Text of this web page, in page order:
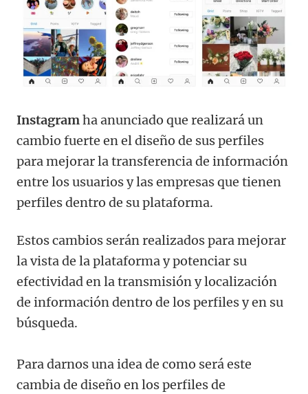
Instagramha anunciado que realizará un
cambio fuerte en el diseño de sus perfiles
para mejorar la transferencia de información
entre los usuarios y las empresas que tienen
perfiles dentro de su plataforma.
Estos cambios serán realizados para mejorar
la vista de la plataforma y potenciar su
efectividad en la transmisión y localización
de información dentro de los perfiles y en su
búsqueda.
Para darnos una idea de como será este
cambia de diseño en los perfiles de